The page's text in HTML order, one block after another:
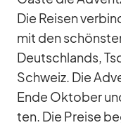
Die Rei­sen
mit den
Deutsch­lands,
Schweiz. Die
Ende Ok­to­ber
ten. Die Preise